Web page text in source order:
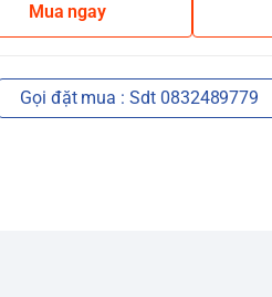
Mua ngay
Gọi đặt mua : Sdt 0832489779